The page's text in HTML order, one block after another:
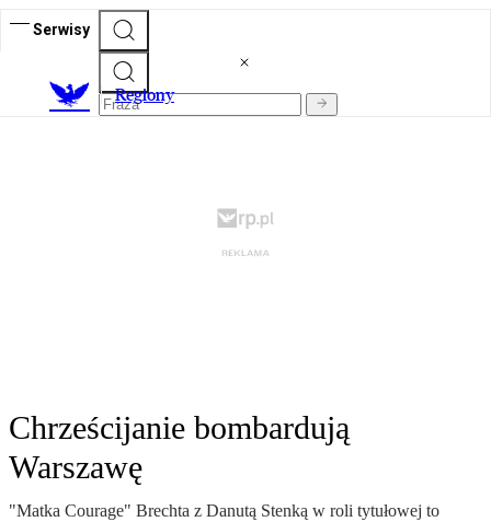
Serwisy
Regiony
Chrześcijanie bombardują
Warszawę
"Matka Courage" Brechta z Danutą Stenką w roli tytułowej to